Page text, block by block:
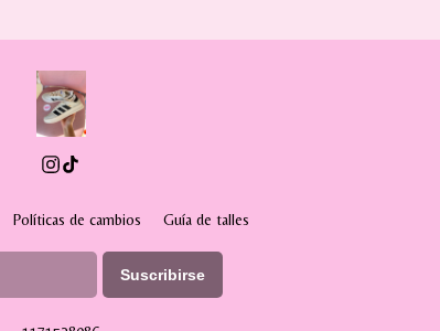
Políticas de cambios Guía de talles
Suscribirse